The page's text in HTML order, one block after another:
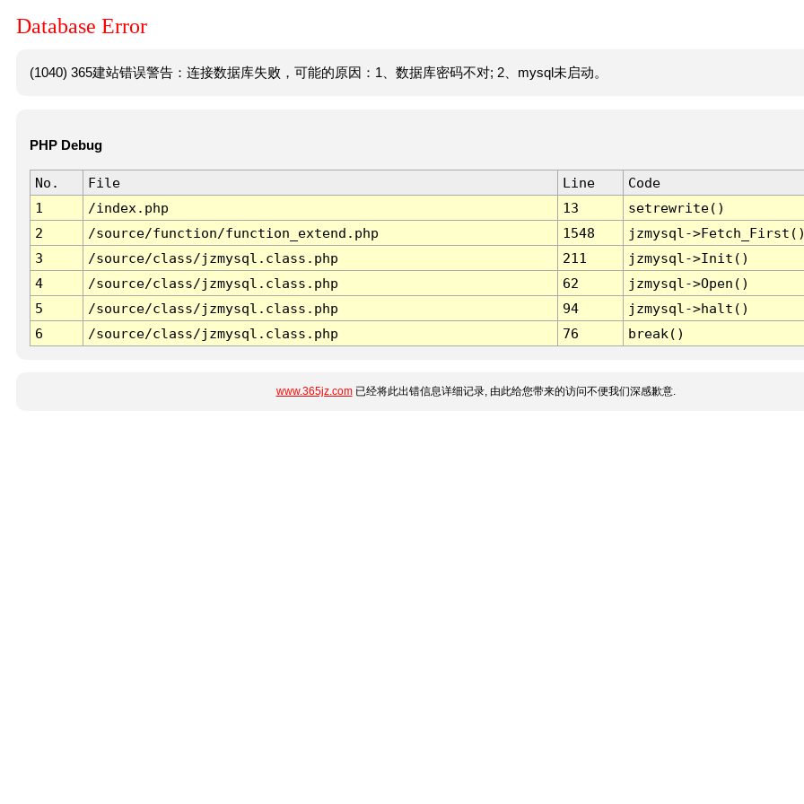
Database Error
(1040) 365建站错误警告：连接数据库失败，可能的原因：1、数据库密码不对; 2、mysql未启动。
PHP Debug
No. File Line
Code
1
/index.php 13
setrewrite()
2
/source/function/function_extend.php 1548
jzmysql-
3
/source/class/jzmysql.class.php 211
jzmysql->Init()
4
/source/class/jzmysql.class.php 62
jzmysql->Open()
5
/source/class/jzmysql.class.php 94
jzmysql->halt()
6
/source/class/jzmysql.class.php 76 break()
www.365jz.com已经将此出错信息详细记录, 由此给您带来的访问不便我们深感歉意.